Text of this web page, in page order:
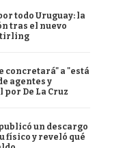
todo Uruguay: la
tras el nuevo
concretará" a "está
agentes y
De La Cruz
un descargo
físico y reveló qué